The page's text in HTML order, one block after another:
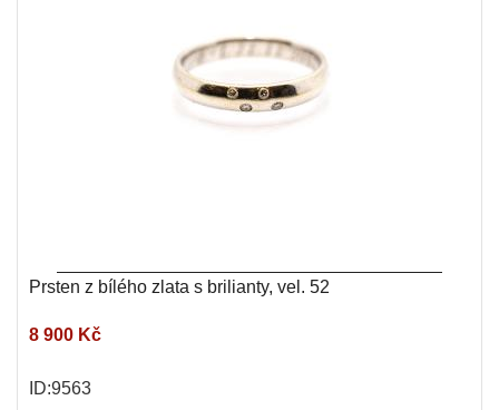
Prsten z bílého zlata s brilianty, vel. 52
8 900 Kč
ID:9563